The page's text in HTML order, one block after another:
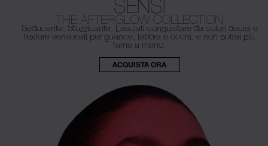
SENSI
THE AFTERGLOW COLLECTION
Seducente. Stuzzicante. Lasciati conquistare da colori decisi e
texture sensoriali per guance, labbra e occhi, e non potrai più
farne a meno.
ACQUISTA ORA